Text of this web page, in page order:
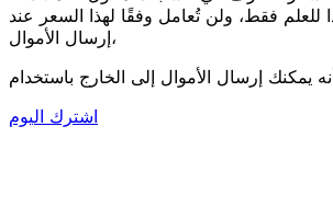
للعلم فقط، ولن تُعامل وفقًا لهذا السعر عند
إرسال الأموال،
اشترك اليوم